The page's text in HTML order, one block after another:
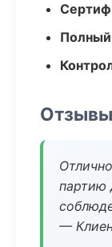
Полный
Отзывы
партию
—